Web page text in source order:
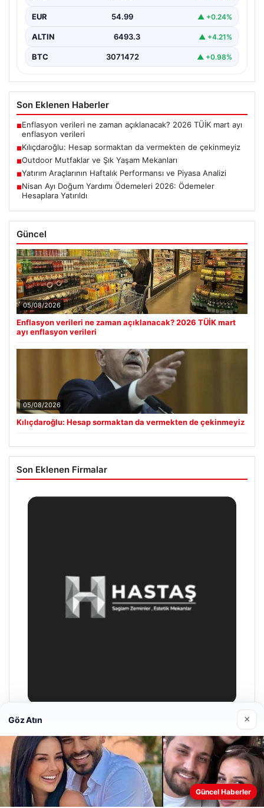
EUR 54.99 ▲ +0.24%
ALTIN 6493.3 ▲ +4.21%
BTC 3071472 ▲ +0.98%
Son Eklenen Haberler
■Enflasyon verileri ne zaman açıklanacak? 2026 TÜİK mart ayı
enflasyon verileri
■Kılıçdaroğlu: Hesap sormaktan da vermekten de çekinmeyiz
■Outdoor Mutfaklar ve Şık Yaşam Mekanları
■Yatırım Araçlarının Haftalık Performansı ve Piyasa Analizi
■Nisan Ayı Doğum Yardımı Ödemeleri 2026: Ödemeler
Hesaplara Yatırıldı
Güncel
05/08/2026
Enflasyon verileri ne zaman açıklanacak? 2026 TÜİK mart
ayı enflasyon verileri
05/08/2026
Kılıçdaroğlu: Hesap sormaktan da vermekten de çekinmeyiz
Son Eklenen Firmalar
29/04/2026
Web sitemizi nasıl kullandığınızı daha iyi anlayabilmek,
deneyiminizi kişiselleştirmek ve geliştirmek amacıyla çerezler
Göz Atın ×
Güncel Haberler